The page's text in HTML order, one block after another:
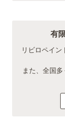
有
リビロペイ
また、全国